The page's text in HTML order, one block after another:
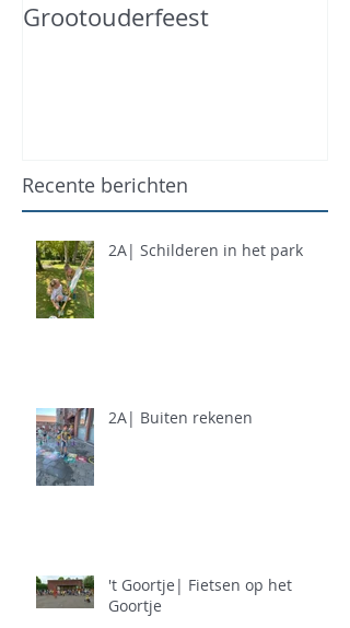
Grootouderfeest
Recente berichten
2A| Schilderen in het park
2A| Buiten rekenen
't Goortje| Fietsen op het
Goortje